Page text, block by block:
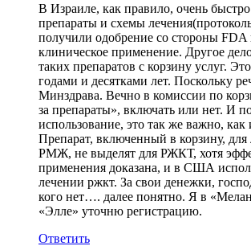
В Израиле, как правило, очень
препараты и схемы
получили одобрение со стороны FDA
клиническое применение. Другое
таких препаратов с корзину услуг.
годами и десятками лет. Поскольку
Минздрава. Вечно в комиссии по
за препараты», включать или нет. И
использование, это так же важно,
Препарат, включенный в корзину, для
РМЖ, не выделят для РЖКТ, хотя
применения доказана, и в США
лечении ржкт. За свои денежки,
кого нет…. далее понятно. Я в
«Элле» уточню регистрацию.
Ответить